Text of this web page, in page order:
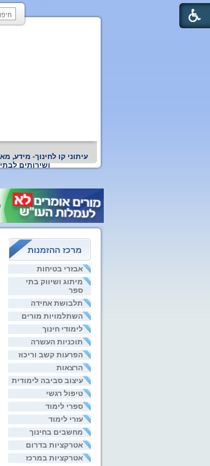
עיתוני קו לחינוך- מידע,
ושירותים
מרכז ההזמנות
אבזרי בטיחות
מיתוג ושיווק בתי
ספר
תלבושת אחידה
השתלמויות מורים
לימודי חינוך
תוכניות העשרה
הפרעות קשב וריכוז
הרצאות
עיצוב סביבה לימודית
טיפול רגשי
ספרי לימוד
עזרי לימוד
מחשבים בחינוך
אטרקציות בדרום
אטרקציות במרכז